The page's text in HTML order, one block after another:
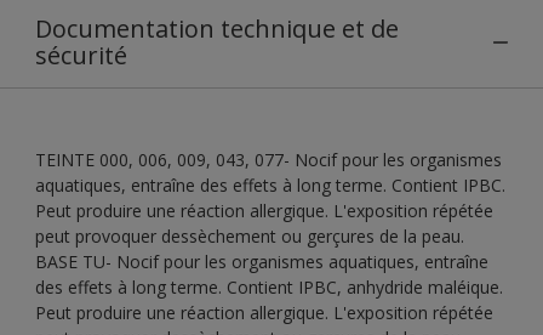
Documentation technique et de
sécurité
TEINTE 000, 006, 009, 043, 077- Nocif pour les organismes
aquatiques, entraîne des effets à long terme. Contient IPBC.
Peut produire une réaction allergique. L'exposition répétée
peut provoquer dessèchement ou gerçures de la peau.
BASE TU- Nocif pour les organismes aquatiques, entraîne
des effets à long terme. Contient IPBC, anhydride maléique.
Peut produire une réaction allergique. L'exposition répétée